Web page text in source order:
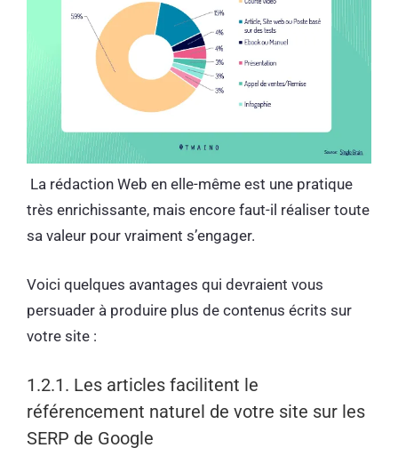
La rédaction Web en elle-même est une pratique
très enrichissante, mais encore faut-il réaliser toute
sa valeur pour vraiment s’engager.
Voici quelques avantages qui devraient vous
persuader à produire plus de contenus écrits sur
votre site :
1.2.1. Les articles facilitent le
référencement naturel de votre site sur les
SERP de Google